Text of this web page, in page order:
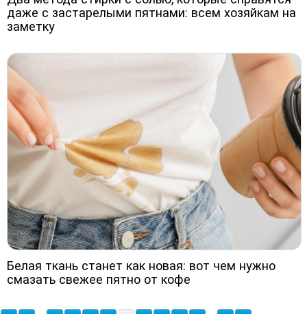
даже с застарелыми пятнами: всем хозяйкам на
заметку
Белая ткань станет как новая: вот чем нужно
смазать свежее пятно от кофе